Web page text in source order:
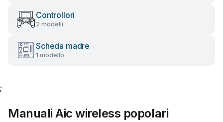
Controllori
2 modelli
Scheda madre
1 modello
;
Manuali Aic wireless popolari